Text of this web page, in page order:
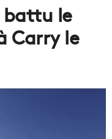
battu le
Carry le